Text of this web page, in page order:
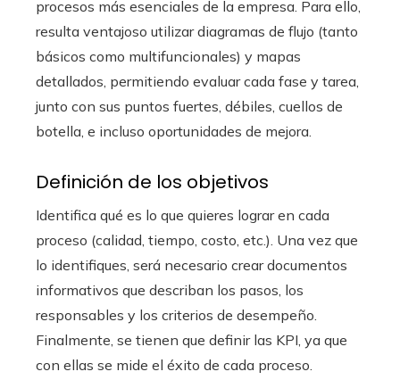
procesos más esenciales de la empresa. Para ello,
resulta ventajoso utilizar diagramas de flujo (tanto
básicos como multifuncionales) y mapas
detallados, permitiendo evaluar cada fase y tarea,
junto con sus puntos fuertes, débiles, cuellos de
botella, e incluso oportunidades de mejora.
Definición de los objetivos
Identifica qué es lo que quieres lograr en cada
proceso (calidad, tiempo, costo, etc.). Una vez que
lo identifiques, será necesario crear documentos
informativos que describan los pasos, los
responsables y los criterios de desempeño.
Finalmente, se tienen que definir las KPI, ya que
con ellas se mide el éxito de cada proceso.